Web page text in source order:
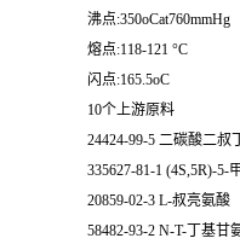
沸点:350oCat760mmHg
熔点:118-121 °C
闪点:165.5oC
10个上游原料
24424-99-5 二碳酸二叔
335627-81-1 (4S,5R)-
20859-02-3 L-叔亮氨酸
58482-93-2 N-T-丁基甘